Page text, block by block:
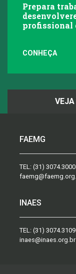
Prepara
profissional
CONHEÇA
FAEMG
TEL: (31) 3074.3000
INAES
TEL: (31) 3074.3109
inaes@inaes.org.br